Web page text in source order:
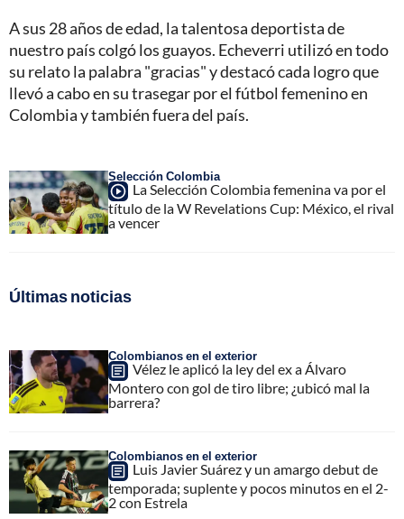
A sus 28 años de edad, la talentosa deportista de
nuestro país colgó los guayos. Echeverri utilizó en todo
su relato la palabra "gracias" y destacó cada logro que
llevó a cabo en su trasegar por el fútbol femenino en
Colombia y también fuera del país.
Selección Colombia
La Selección Colombia femenina va por el
título de la W Revelations Cup: México, el rival
a vencer
Últimas noticias
Colombianos en el exterior
Vélez le aplicó la ley del ex a Álvaro
Montero con gol de tiro libre; ¿ubicó mal la
barrera?
Colombianos en el exterior
Luis Javier Suárez y un amargo debut de
temporada; suplente y pocos minutos en el 2-
2 con Estrela